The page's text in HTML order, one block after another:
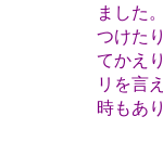
ました
つけた
てかえ
リを言
時もあ